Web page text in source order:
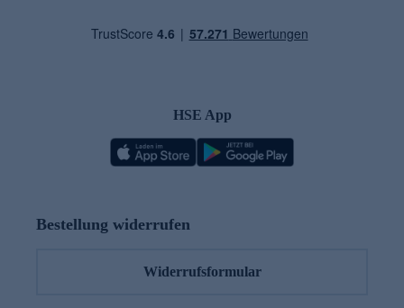
HSE App
Bestellung widerrufen
Widerrufsformular